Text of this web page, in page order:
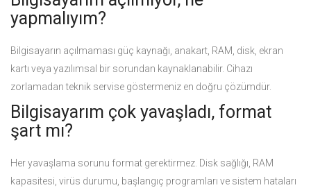
yapmalıyım?
Bilgisayarın açılmaması güç kaynağı, anakart, RAM, disk, ekran
kartı veya yazılımsal bir sorundan kaynaklanabilir. Cihazı
zorlamadan teknik servise göstermeniz en doğru çözümdür.
Bilgisayarım çok yavaşladı, format
şart mı?
Her yavaşlama sorunu format gerektirmez. Disk sağlığı, RAM
kapasitesi, virüs durumu, başlangıç programları ve sistem hataları